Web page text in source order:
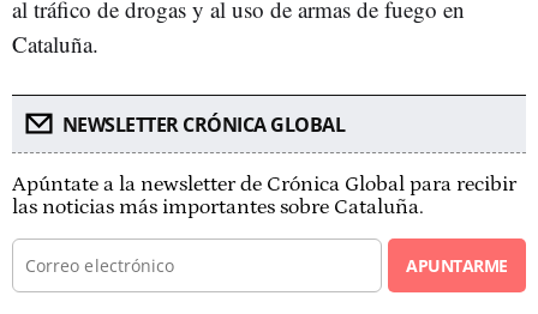
al tráfico de drogas y al uso de armas de fuego en
Cataluña.
NEWSLETTER CRÓNICA GLOBAL
Apúntate a la newsletter de Crónica Global para recibir
las noticias más importantes sobre Cataluña.
APUNTARME